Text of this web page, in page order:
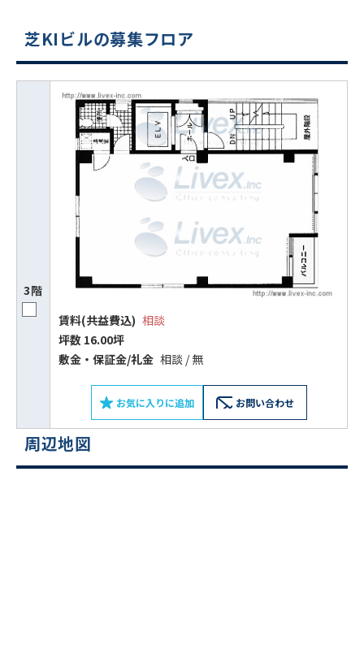
芝KIビルの募集フロア
3階
賃料(共益費込) 相談
坪数 16.00坪
敷⾦‧保証⾦/礼⾦ 相談 / 無
お気に入りに追加 お問い合わせ
周辺地図